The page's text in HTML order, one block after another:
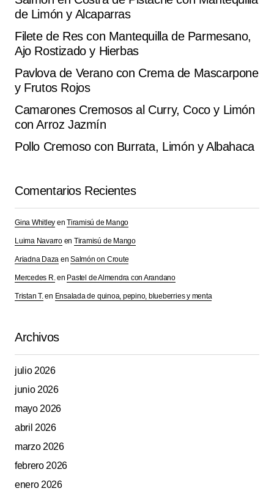
Tu dirección de correo electrónico no será
marcados con*
Comment
Your Name*
Your E-mail*
Guarda mi nombre, correo electrónico y web en este
Alternative:
de Limón y Alcaparras
Filete de Res con Mantequilla de Parmesano,
Ajo Rostizado y Hierbas
Pavlova de Verano con Crema de Mascarpone
y Frutos Rojos
Camarones Cremosos al Curry, Coco y Limón
con Arroz Jazmín
Pollo Cremoso con Burrata, Limón y Albahaca
Comentarios Recientes
Gina Whitley enTiramisú de Mango
Luima Navarroen Tiramisú de Mango
Ariadna Daza enSalmón on Croute
Mercedes R.en Pastel de Almendra con Arandano
Tristan T.en Ensalada de quinoa, pepino, blueberries y menta
Archivos
julio 2026
junio 2026
mayo 2026
abril 2026
marzo 2026
febrero 2026
enero 2026